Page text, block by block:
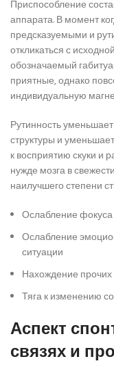
Приспособление
аппарата. В момент
предсказуемыми и
откликаться с
обозначаемый
приятные, однако
индивидуальную
Рутинность
структуры и
к восприятию скуки и
нужде мозга в
наилучшего степени
Ослабление
Ослабление
ситуации
Нахождение прочих
Тяга к изменению
Аспект
связях и